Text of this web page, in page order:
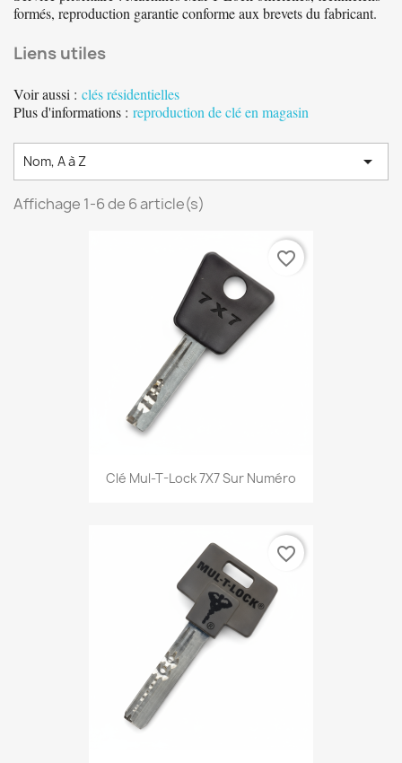
formés, reproduction garantie conforme aux brevets du fabricant.
Liens utiles
Voir aussi : clés résidentielles
Plus d'informations : reproduction de clé en magasin
Nom, A à Z 
Affichage 1-6 de 6 article(s)
Clé Mul-T-Lock 7X7 Sur Numéro
favorite_border
favorite_border